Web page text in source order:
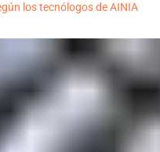
los tecnólogos de AINIA